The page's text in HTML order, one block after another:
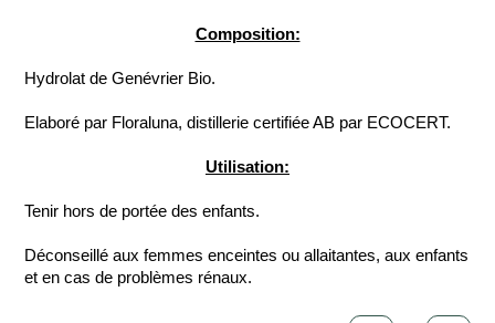
Composition:
Hydrolat de Genévrier Bio.
Elaboré par Floraluna, distillerie certifiée AB par ECOCERT.
Utilisation:
Tenir hors de portée des enfants.
Déconseillé aux femmes enceintes ou allaitantes, aux enfants
et en cas de problèmes rénaux.